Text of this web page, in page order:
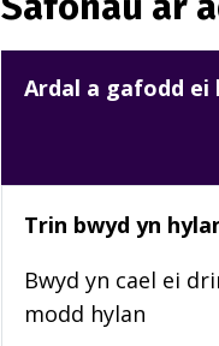
Ardal a gafodd ei
Trin bwyd yn
Bwyd yn cael ei
modd hylan